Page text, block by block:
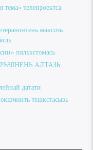
тема» телепроектса
максозь
пялькстомась
АЛТАЗЬ
датати
тешкстасызь